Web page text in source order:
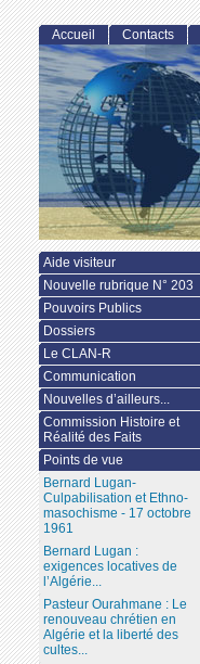
Accueil Contacts
Aide visiteur
Nouvelle rubrique N° 203
Pouvoirs Publics
Dossiers
Le CLAN-R
Communication
Nouvelles d’ailleurs...
Commission Histoire et
Réalité des Faits
Points de vue
Bernard Lugan-
Culpabilisation et Ethno-
masochisme - 17 octobre
1961
Bernard Lugan :
exigences locatives de
l’Algérie...
Pasteur Ourahmane : Le
renouveau chrétien en
Algérie et la liberté des
cultes...